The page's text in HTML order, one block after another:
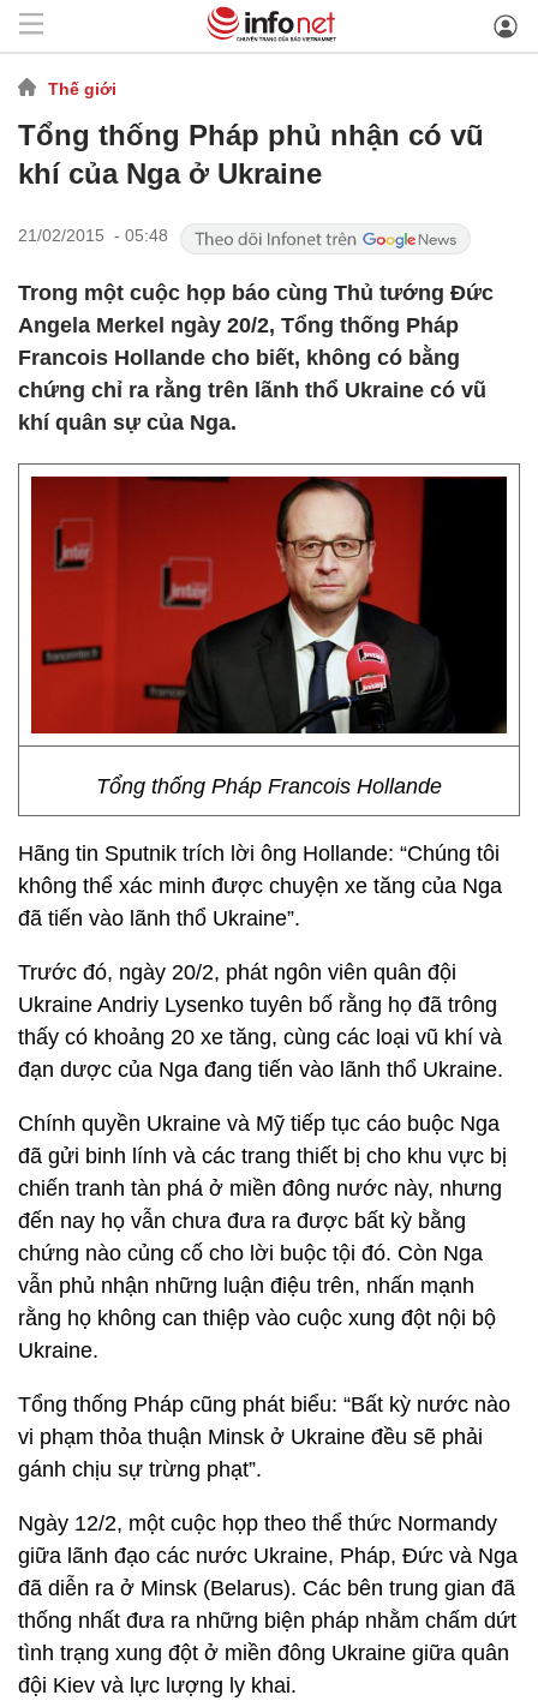
Thế giới
Tổng thống Pháp phủ nhận có vũ
khí của Nga ở Ukraine
21/02/2015 - 05:48
Trong một cuộc họp báo cùng Thủ tướng Đức
Angela Merkel ngày 20/2, Tổng thống Pháp
Francois Hollande cho biết, không có bằng
chứng chỉ ra rằng trên lãnh thổ Ukraine có vũ
khí quân sự của Nga.
Tổng thống Pháp Francois Hollande
Hãng tin Sputnik trích lời ông Hollande: “Chúng tôi
không thể xác minh được chuyện xe tăng của Nga
đã tiến vào lãnh thổ Ukraine”.
Trước đó, ngày 20/2, phát ngôn viên quân đội
Ukraine Andriy Lysenko tuyên bố rằng họ đã trông
thấy có khoảng 20 xe tăng, cùng các loại vũ khí và
đạn dược của Nga đang tiến vào lãnh thổ Ukraine.
Chính quyền Ukraine và Mỹ tiếp tục cáo buộc Nga
đã gửi binh lính và các trang thiết bị cho khu vực bị
chiến tranh tàn phá ở miền đông nước này, nhưng
đến nay họ vẫn chưa đưa ra được bất kỳ bằng
chứng nào củng cố cho lời buộc tội đó. Còn Nga
vẫn phủ nhận những luận điệu trên, nhấn mạnh
rằng họ không can thiệp vào cuộc xung đột nội bộ
Ukraine.
Tổng thống Pháp cũng phát biểu: “Bất kỳ nước nào
vi phạm thỏa thuận Minsk ở Ukraine đều sẽ phải
gánh chịu sự trừng phạt”.
Ngày 12/2, một cuộc họp theo thể thức Normandy
giữa lãnh đạo các nước Ukraine, Pháp, Đức và Nga
đã diễn ra ở Minsk (Belarus). Các bên trung gian đã
thống nhất đưa ra những biện pháp nhằm chấm dứt
tình trạng xung đột ở miền đông Ukraine giữa quân
đội Kiev và lực lượng ly khai.